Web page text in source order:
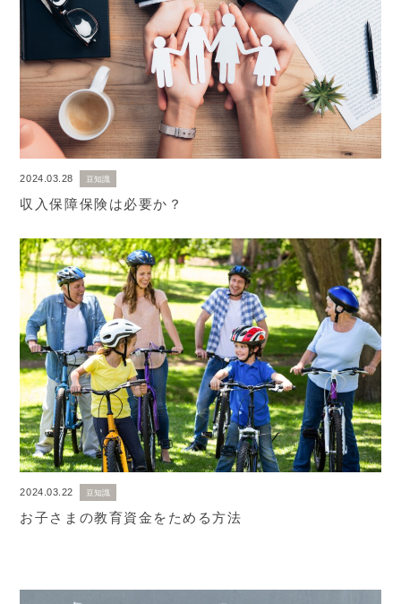
2024.03.28 豆知識
収入保障保険は必要か？
2024.03.22 豆知識
お子さまの教育資金をためる方法